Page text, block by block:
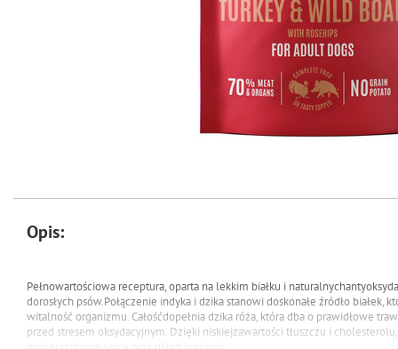
Opis:
Pełnowartościowa receptura, oparta na lekkim białku i
dorosłych psów.Połączenie indyka i dzika stanowi doskonałe źródło
witalność organizmu. Całośćdopełnia dzika róża, która dba o prawidłowe
przed stresem oksydacyjnym. Dzięki niskiejzawartości tłuszczu i